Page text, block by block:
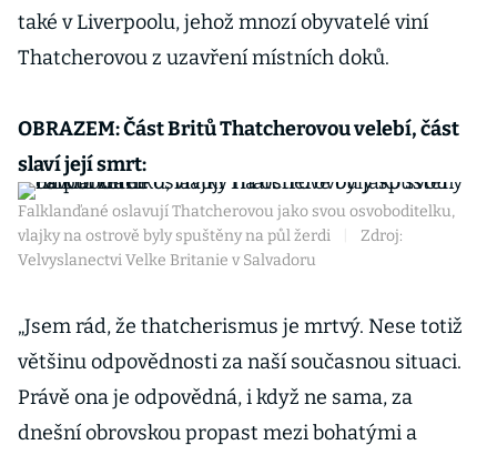
také v Liverpoolu, jehož mnozí obyvatelé viní
Thatcherovou z uzavření místních doků.
OBRAZEM: Část Britů Thatcherovou velebí, část
slaví její smrt:
Falklanďané oslavují Thatcherovou jako svou osvoboditelku,
vlajky na ostrově byly spuštěny na půl žerdi
Zdroj:
Velvyslanectvi Velke Britanie v Salvadoru
„Jsem rád, že thatcherismus je mrtvý. Nese totiž
většinu odpovědnosti za naší současnou situaci.
Právě ona je odpovědná, i když ne sama, za
dnešní obrovskou propast mezi bohatými a